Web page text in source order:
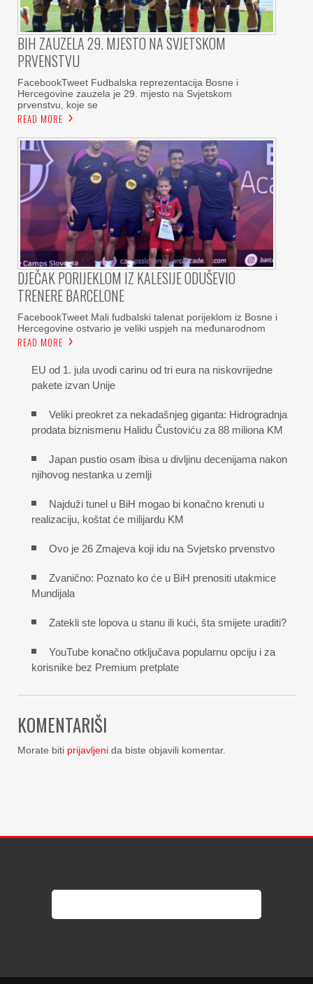
BIH ZAUZELA 29. MJESTO NA SVJETSKOM
PRVENSTVU
FacebookTweet Fudbalska reprezentacija Bosne i
Hercegovine zauzela je 29. mjesto na Svjetskom
prvenstvu, koje se
READ MORE
DJEČAK PORIJEKLOM IZ KALESIJE ODUŠEVIO
TRENERE BARCELONE
FacebookTweet Mali fudbalski talenat porijeklom iz Bosne i
Hercegovine ostvario je veliki uspjeh na međunarodnom
READ MORE
EU od 1. jula uvodi carinu od tri eura na niskovrijedne
pakete izvan Unije
Veliki preokret za nekadašnjeg giganta: Hidrogradnja
prodata biznismenu Halidu Čustoviću za 88 miliona KM
Japan pustio osam ibisa u divljinu decenijama nakon
njihovog nestanka u zemlji
Najduži tunel u BiH mogao bi konačno krenuti u
realizaciju, koštat će milijardu KM
Ovo je 26 Zmajeva koji idu na Svjetsko prvenstvo
Zvanično: Poznato ko će u BiH prenositi utakmice
Mundijala
Zatekli ste lopova u stanu ili kući, šta smijete uraditi?
YouTube konačno otključava popularnu opciju i za
korisnike bez Premium pretplate
KOMENTARIŠI
Morate biti prijavljeni da biste objavili komentar.